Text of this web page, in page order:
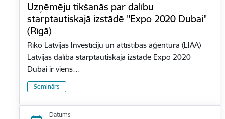
Uzņēmēju tikšanās par dalību
starptautiskajā izstādē "Expo 2020 Dubai"
(Rīgā)
Rīko Latvijas Investīciju un attīstības aģentūra (LIAA)
Latvijas dalība starptautiskajā izstādē Expo 2020
Dubai ir viens…
Seminārs
Datums